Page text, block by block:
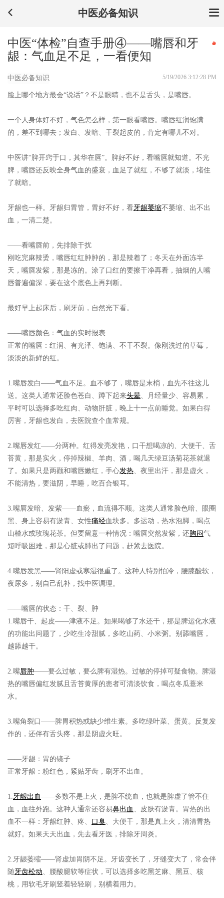
中医必备知识
中医“体检”自查手册④——嘴唇和牙
龈：气血足不足，一看便知
中医必备知识 5/19/2026 3:12:28 PM
脸上哪个地方最会“说话”？不是眼睛，也不是舌头，是嘴唇。
一个人身体好不好，气色怎么样，第一眼看嘴唇。嘴唇红润饱满
的，差不到哪去；发白、发暗、干裂起皮的，肯定有哪儿不对。
中医讲“脾开窍于口，其华在唇”。脾好不好，看嘴唇就知道。不光
脾，嘴唇还反映全身气血的盛衰，血足了就红，不够了就淡，堵住
了就暗。
牙龈也一样。牙龈归胃管，胃好不好，看牙龈萎缩不萎缩、出不出
血，一清二楚。
——看嘴唇前，先排除干扰
刚吃完麻辣烫，嘴唇红红肿肿的，那是辣着了；冬天在外面冻半
天，嘴唇发紫，那是冻的。涂了口红的要擦干净再看，抽烟的人嘴
唇普遍偏深，要在这个底色上再判断。
最好早上起床后，刷牙前，自然光下看。
——嘴唇颜色：气血的实时报表
正常的嘴唇：红润、有光泽、饱满、不干不裂。像刚洗过的草莓，
淡淡的新鲜的红。
1.嘴唇发白——气血不足。血不够了，嘴唇是末梢，血先不往这儿
送。这类人通常还脸色苍白、蹲下起来头晕、月经量少、容易累，
平时可以选择多吃红肉、动物肝脏，晚上十一点前睡觉。如果白得
厉害，牙龈也发白，去医院查个血常规。
2.嘴唇发红——分两种。红得发亮发艳，口干想喝凉的、大便干、舌
苔黄，那是实火，停掉辣椒、羊肉、酒，喝几天绿豆汤菊花茶就退
了。如果只是两颧和嘴唇嫩红，手心发热、夜里出汗，那是虚火，
不能清热，要滋阴，早睡，吃百合银耳。
3.嘴唇发暗、发紫——血瘀，血流得不顺。这类人通常脸色暗、眼圈
黑、身上容易有淤青、女性痛经血块多。多运动，热水泡脚，喝点
山楂水或玫瑰花茶。但要留意一种情况：嘴唇突然发紫，还胸闷气
短呼吸困难，那是心脏或肺出了问题，赶紧去医院。
4.嘴唇发黑——肾阳虚或寒湿很重了。这种人特别怕冷，腰膝酸软，
夜尿多，别自己乱补，找中医调理。
——嘴唇的状态：干、裂、肿
1.嘴唇干、起皮——津液不足。如果喝够了水还干，那是脾运化水液
的功能出问题了，少吃生冷甜腻，多吃山药、小米粥。别舔嘴唇，
越舔越干。
2.嘴唇肿——要么过敏，要么脾有湿热。过敏的停掉可疑食物。脾湿
热的嘴唇偏红发腻且舌苔黄厚的患者可清淡饮食，喝点冬瓜薏米
水。
3.嘴角裂口 ——脾胃积热或缺少维生素。多吃绿叶菜、蛋黄。反复发
作的，还伴有舌头疼，那是阴虚火旺。
——牙龈：胃的镜子
正常牙龈： 粉红色，紧贴牙齿，刷牙不出血。
1.牙龈出血——多数不是上火，是脾不统血，也就是脾虚了管不住
血，血往外跑。这种人通常还容易鼻出血 、皮肤有淤青。胃热的出
血不一样：牙龈红肿、疼、
口臭、大便干，那是真上火，清清胃热
就好。如果天天出血，先去看牙医，排除牙周炎。
2.牙龈萎缩——肾虚加胃阴不足。牙齿变长了，牙缝变大了，常会伴
随牙齿松动、腰酸腿软等症状，可以选择多吃黑芝麻、黑豆、核
桃，用软毛牙刷竖着轻轻刷，别横着用力。